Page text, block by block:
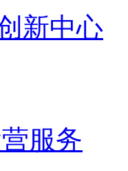
新中心
服务